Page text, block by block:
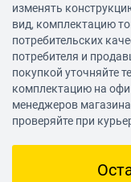
изменять
вид, комплектацию
потребительских
потребителя и
покупкой уточняйте
комплектацию на
менеджеров
проверяйте при